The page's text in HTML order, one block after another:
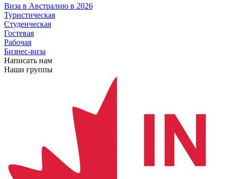
Виза в Австралию в 2026
Туристическая
Студенческая
Гостевая
Рабочая
Бизнес-виза
Написать нам
Наши группы